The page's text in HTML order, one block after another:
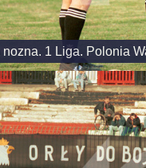
nozna. 1 Liga. Polonia